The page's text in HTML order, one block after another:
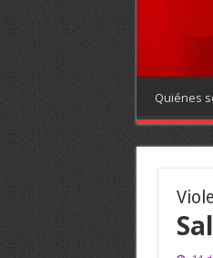
Quiénes